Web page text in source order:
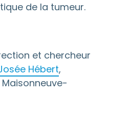
de la tumeur.
et chercheur
Hébert,